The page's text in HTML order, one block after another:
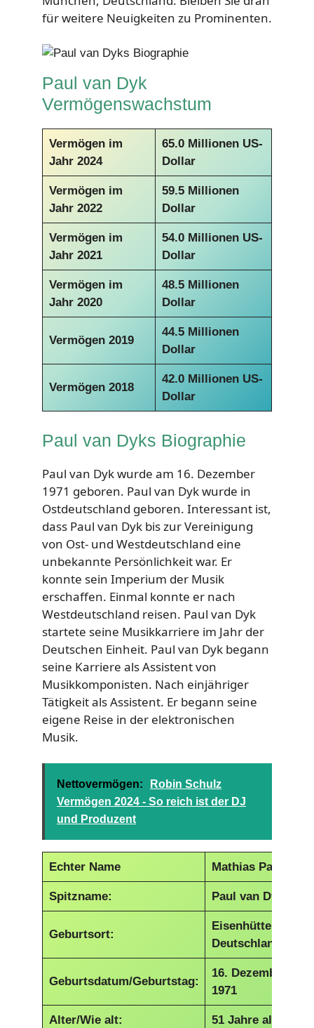
für weitere Neuigkeiten zu Prominenten.
Paul van Dyk
Vermögenswachstum
Vermögen im
Jahr 2024
65.0 Millionen US-
Dollar
Vermögen im
Jahr 2022
59.5 Millionen
Dollar
Vermögen im
Jahr 2021
54.0 Millionen US-
Dollar
Vermögen im
Jahr 2020
48.5 Millionen
Dollar
Vermögen 2019
44.5 Millionen
Dollar
Vermögen 2018
42.0 Millionen US-
Dollar
Paul van Dyks Biographie
Paul van Dyk wurde am 16. Dezember
1971 geboren. Paul van Dyk wurde in
Ostdeutschland geboren. Interessant ist,
dass Paul van Dyk bis zur Vereinigung
von Ost- und Westdeutschland eine
unbekannte Persönlichkeit war. Er
konnte sein Imperium der Musik
erschaffen. Einmal konnte er nach
Westdeutschland reisen. Paul van Dyk
startete seine Musikkarriere im Jahr der
Deutschen Einheit. Paul van Dyk begann
seine Karriere als Assistent von
Musikkomponisten. Nach einjähriger
Tätigkeit als Assistent. Er begann seine
eigene Reise in der elektronischen
Musik.
Nettovermögen:
Robin Schulz
Vermögen 2024 - So reich ist der DJ
und Produzent
Echter Name Mathias Paul
Spitzname: Paul van Dyk
Geburtsort:
Eisenhüttenstadt,
Deutschland
Geburtsdatum/Geburtstag:
16. Dezember
1971
Alter/Wie alt: 51 Jahre alt